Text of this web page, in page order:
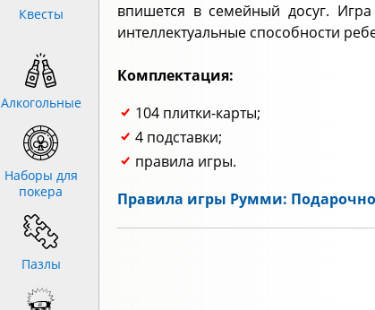
впишется в семейный досуг.
интеллектуальные способности
Комплектация:
104 плитки-карты;
4 подставки;
правила игры.
Правила игры Румми:
Квесты
Алкогольные
Наборы для
покера
Пазлы